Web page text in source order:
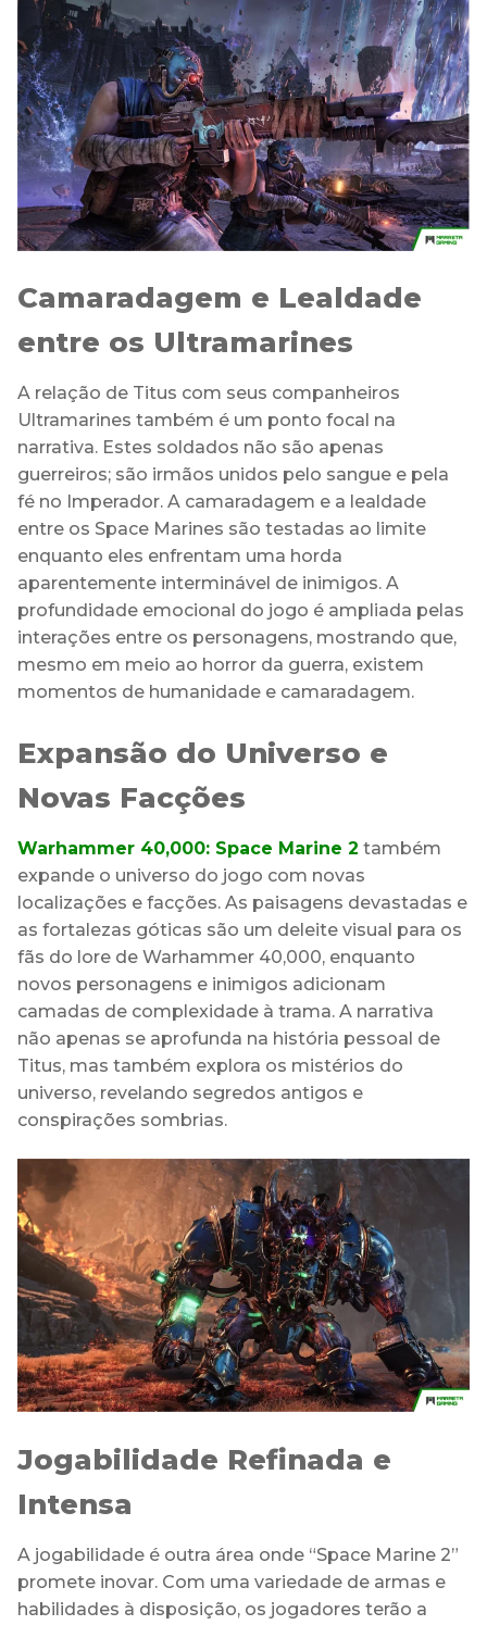
Camaradagem e Lealdade
entre os Ultramarines
A relação de Titus com seus companheiros
Ultramarines também é um ponto focal na
narrativa. Estes soldados não são apenas
guerreiros; são irmãos unidos pelo sangue e pela
fé no Imperador. A camaradagem e a lealdade
entre os Space Marines são testadas ao limite
enquanto eles enfrentam uma horda
aparentemente interminável de inimigos. A
profundidade emocional do jogo é ampliada pelas
interações entre os personagens, mostrando que,
mesmo em meio ao horror da guerra, existem
momentos de humanidade e camaradagem.
Expansão do Universo e
Novas Facções
Warhammer 40,000: Space Marine 2 também
expande o universo do jogo com novas
localizações e facções. As paisagens devastadas e
as fortalezas góticas são um deleite visual para os
fãs do lore de Warhammer 40,000, enquanto
novos personagens e inimigos adicionam
camadas de complexidade à trama. A narrativa
não apenas se aprofunda na história pessoal de
Titus, mas também explora os mistérios do
universo, revelando segredos antigos e
conspirações sombrias.
Jogabilidade Refinada e
Intensa
A jogabilidade é outra área onde “Space Marine 2”
promete inovar. Com uma variedade de armas e
habilidades à disposição, os jogadores terão a